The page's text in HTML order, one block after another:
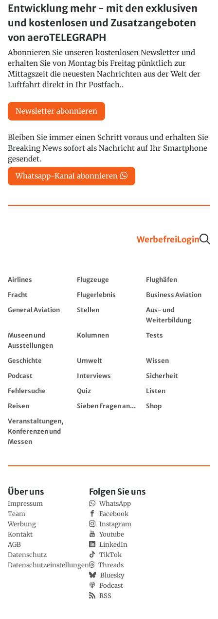
Entwicklung mehr - mit den exklusiven
und kostenlosen und Zusatzangeboten
von aeroTELEGRAPH
Abonnieren Sie unseren kostenlosen Newsletter und
erhalten Sie von Montag bis Freitag pünktlich zur
Mittagszeit die neuesten Nachrichten aus der Welt der
Luftfahrt direkt in Ihr Postfach..
Newsletter abonnieren
Bleiben Sie immer einen Schritt voraus und erhalten Sie
Breaking News sofort als Nachricht auf Ihr Smartphone
gesendet.
Whatsapp-Kanal abonnieren
WerbefreiLogin
Airlines Flugzeuge
Flughäfen
Fracht
Flugerlebnis
Business Aviation
General Aviation
Stellen
Aus- und
Weiterbildung
Museen und
Ausstellungen
Kolumnen Tests
Geschichte Umwelt
Wissen
Podcast
Interviews
Sicherheit
Fehlersuche
Quiz
Listen
Reisen
Sieben Fragen an...
Shop
Veranstaltungen,
Konferenzen und
Messen
Über uns
Impressum
Team
Werbung
Kontakt
AGB
Datenschutz
Datenschutzeinstellungen
Folgen Sie uns
WhatsApp
Facebook
Instagram
Youtube
LinkedIn
TikTok
Threads
Bluesky
Podcast
RSS